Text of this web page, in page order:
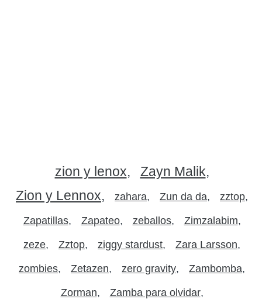
zion y lenox
Zayn Malik
Zion y Lennox
zahara Zun da da zztop
Zapatillas Zapateo zeballos Zimzalabim
zeze Zztop ziggy stardust Zara Larsson
zombies Zetazen zero gravity Zambomba
Zorman Zamba para olvidar